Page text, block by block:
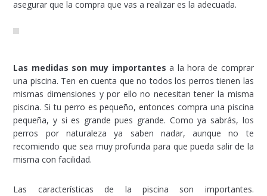
asegurar que la compra que vas a realizar es la adecuada.
Las medidas son muy importantes a la hora de comprar
una piscina. Ten en cuenta que no todos los perros tienen las
mismas dimensiones y por ello no necesitan tener la misma
piscina. Si tu perro es pequeño, entonces compra una piscina
pequeña, y si es grande pues grande. Como ya sabrás, los
perros por naturaleza ya saben nadar, aunque no te
recomiendo que sea muy profunda para que pueda salir de la
misma con facilidad.
Las características de la piscina son importantes.